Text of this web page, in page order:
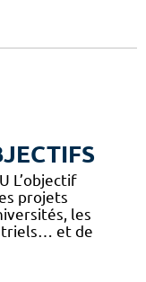
L’objectif
projets
les
et de